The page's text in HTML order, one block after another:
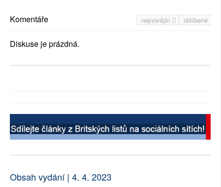
nejnovější oblíbené
Komentáře
Diskuse je prázdná.
Obsah vydání | 4. 4. 2023